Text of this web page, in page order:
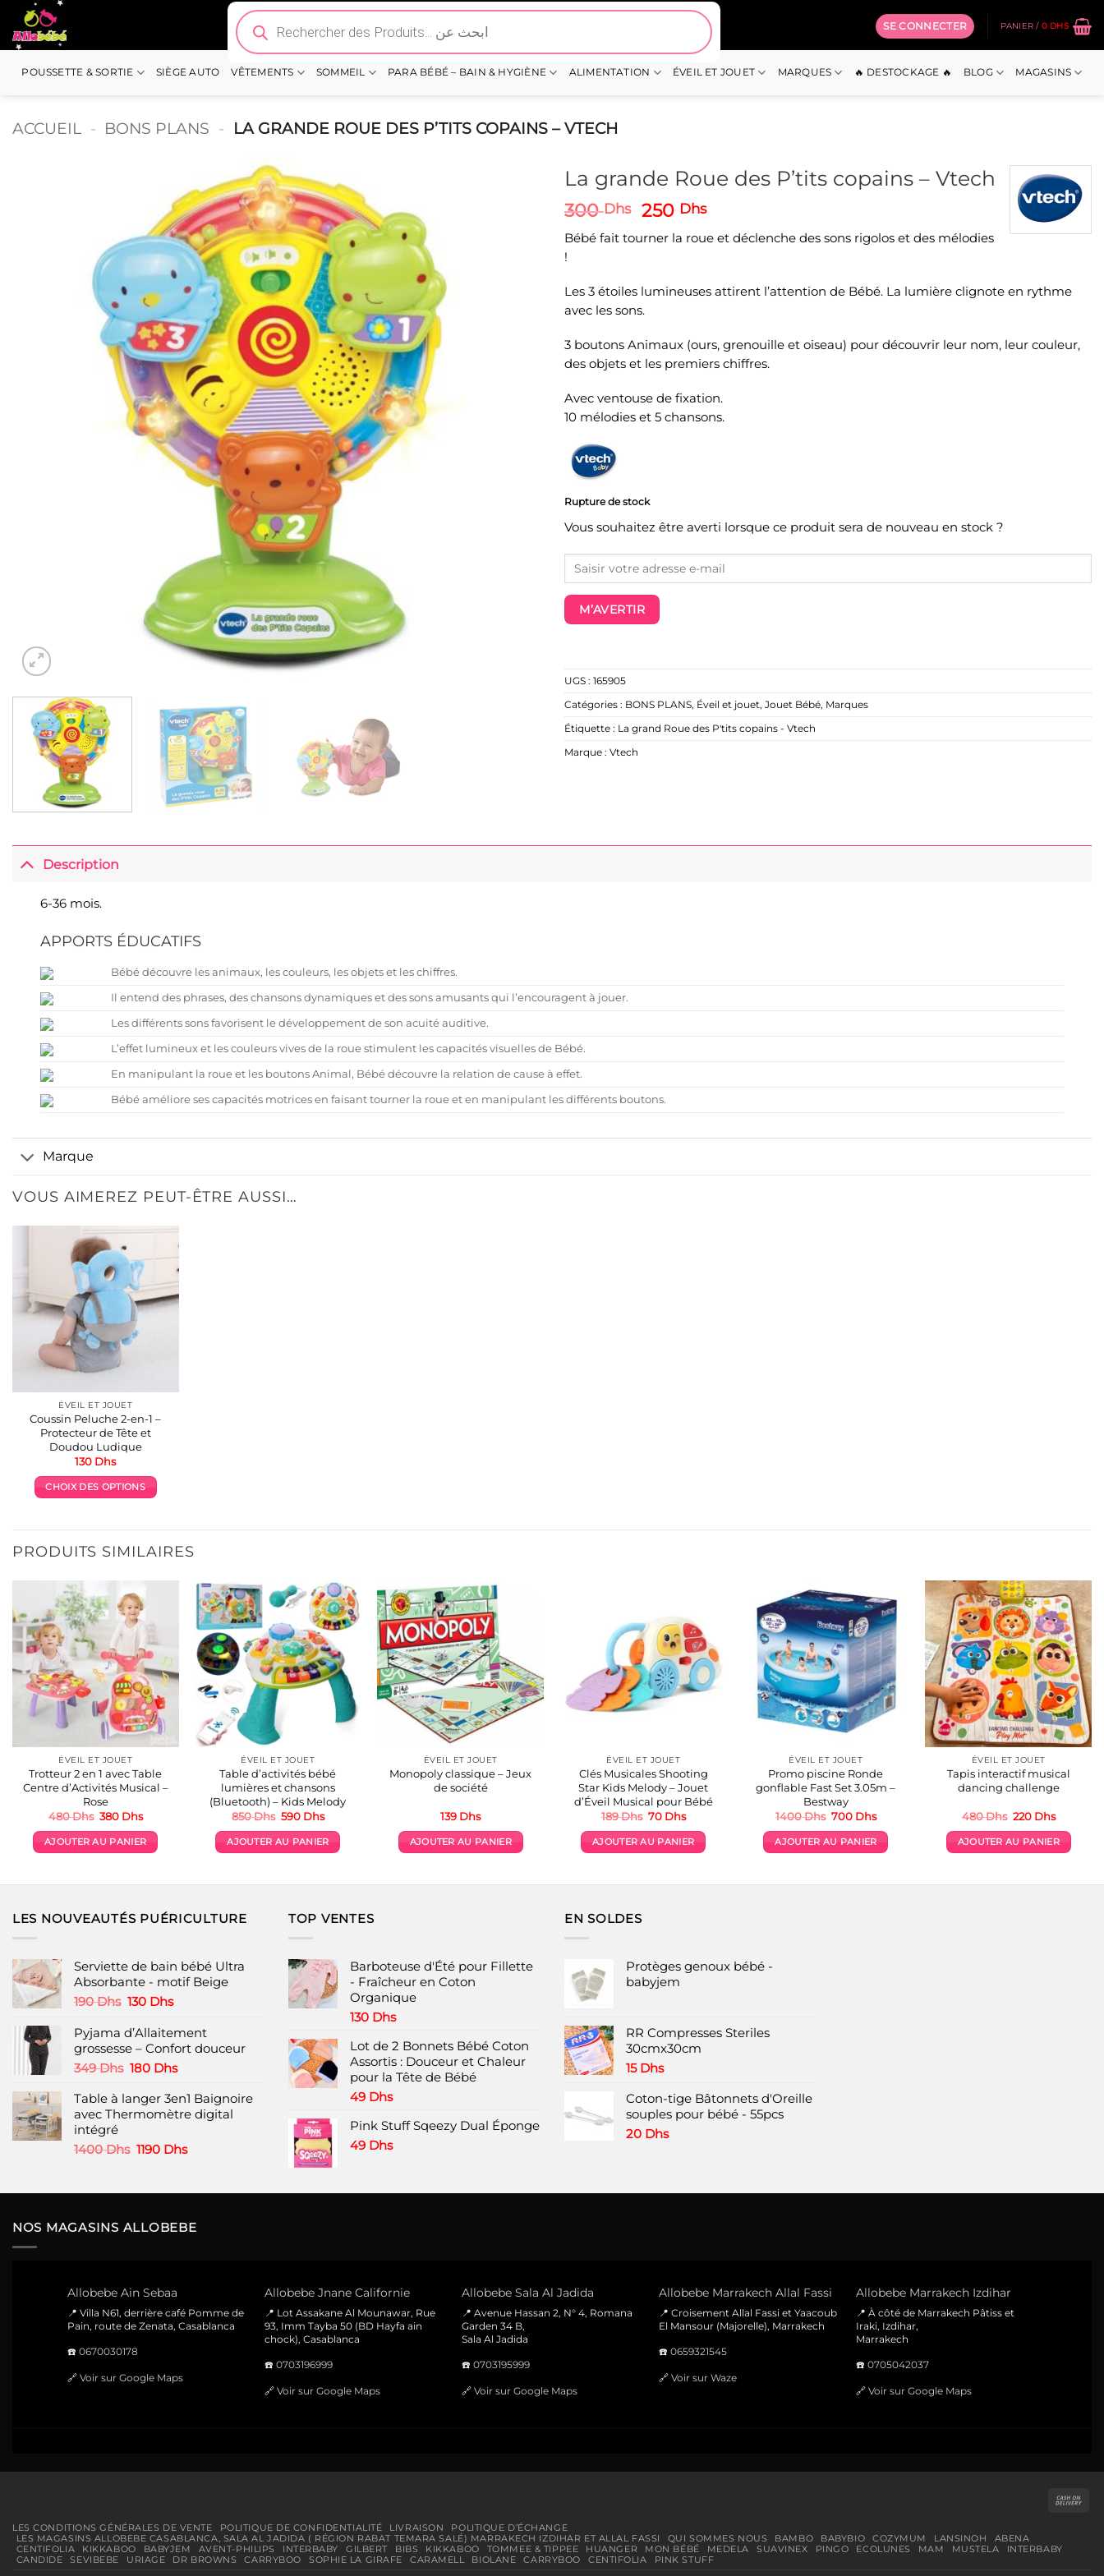
Passer
au
contenu
Recherche
de
produits
SE CONNECTER PANIER / 0 DHS
POUSSETTE & SORTIE SIÈGE AUTO VÊTEMENTS SOMMEIL PARA BÉBÉ – BAIN & HYGIÈNE ALIMENTATION ÉVEIL ET JOUET MARQUES 🔥 DESTOCKAGE 🔥 BLOG MAGASINS
ACCUEIL - BONS PLANS - LA GRANDE ROUE DES P’TITS COPAINS – VTECH
La grande Roue des P’tits copains – Vtech
300Dhs
Le
prix
initial
300 Dhs.
250 DhsLe
prix
actuel
250 Dhs.
Bébé fait tourner la roue et déclenche des sons rigolos et des mélodies
!
Les 3 étoiles lumineuses attirent l’attention de Bébé. La lumière clignote en rythme
avec les sons.
3 boutons Animaux (ours, grenouille et oiseau) pour découvrir leur nom, leur couleur,
des objets et les premiers chiffres.
Avec ventouse de fixation.
10 mélodies et 5 chansons.
Rupture de stock
Vous souhaitez être averti lorsque ce produit sera de nouveau en stock ?
M’AVERTIR
UGS : 165905
Catégories : BONS PLANS, Éveil et jouet, Jouet Bébé, Marques
Étiquette : La grand Roue des P'tits copains - Vtech
Marque : Vtech
Description
6-36 mois.
APPORTS ÉDUCATIFS
Bébé découvre les animaux, les couleurs, les objets et les chiffres.
Il entend des phrases, des chansons dynamiques et des sons amusants qui l’encouragent à jouer.
Les différents sons favorisent le développement de son acuité auditive.
L’effet lumineux et les couleurs vives de la roue stimulent les capacités visuelles de Bébé.
En manipulant la roue et les boutons Animal, Bébé découvre la relation de cause à effet.
Bébé améliore ses capacités motrices en faisant tourner la roue et en manipulant les différents boutons.
Marque
VOUS AIMEREZ PEUT-ÊTRE AUSSI…
ÉVEIL ET JOUET
Coussin Peluche 2-en-1 –
Protecteur de Tête et
Doudou Ludique
130 Dhs
CHOIX DES OPTIONS
plusieurs
options
peuvent
être
choisies
sur
page
du
produit
PRODUITS SIMILAIRES
ÉVEIL ET JOUET
Trotteur 2 en 1 avec Table
Centre d’Activités Musical –
Rose
480Dhs Le
initial
était :
380 DhsLe
actuel
est :
AJOUTER AU PANIER
ÉVEIL ET JOUET
Table d’activités bébé
lumières et chansons
(Bluetooth) – Kids Melody
850Dhs Le
initial
était :
590 DhsLe
actuel
est :
AJOUTER AU PANIER
ÉVEIL ET JOUET
Monopoly classique – Jeux
de société
139 Dhs
AJOUTER AU PANIER
ÉVEIL ET JOUET
Clés Musicales Shooting
Star Kids Melody – Jouet
d’Éveil Musical pour Bébé
189Dhs Le
initial
était :
70 DhsLe
actuel
est :
AJOUTER AU PANIER
ÉVEIL ET JOUET
Promo piscine Ronde
gonflable Fast Set 3.05m –
Bestway
1400Dhs Le
initial
était :
700 DhsLe
actuel
est :
AJOUTER AU PANIER
ÉVEIL ET JOUET
Tapis interactif musical
dancing challenge
480Dhs Le
initial
était :
220 DhsLe
actuel
est :
AJOUTER AU PANIER
LES NOUVEAUTÉS PUÉRICULTURE
Serviette de bain bébé Ultra
Absorbante - motif Beige
190Dhs Le
initial
était :
190 Dhs.
130 DhsLe
actuel
est :
130 Dhs.
Pyjama d’Allaitement
grossesse – Confort douceur
349Dhs Le
initial
était :
180 DhsLe
actuel
est :
Table à langer 3en1 Baignoire
avec Thermomètre digital
intégré
1400Dhs Le
était :
1190 DhsLe
est :
TOP VENTES
Barboteuse d'Été pour Fillette
- Fraîcheur en Coton
Organique
130 Dhs
Lot de 2 Bonnets Bébé Coton
Assortis : Douceur et Chaleur
pour la Tête de Bébé
49 Dhs
Pink Stuff Sqeezy Dual Éponge
49 Dhs
EN SOLDES
Protèges genoux bébé -
babyjem
RR Compresses Steriles
30cmx30cm
15 Dhs
Coton-tige Bâtonnets d'Oreille
souples pour bébé - 55pcs
20 Dhs
NOS MAGASINS ALLOBEBE
Allobebe Ain Sebaa
📍 Villa N61, derrière café Pomme de
Pain, route de Zenata, Casablanca
☎️ 0670030178
🔗 Voir sur Google Maps
Allobebe Jnane Californie
📍 Lot Assakane Al Mounawar, Rue
93, Imm Tayba 50 (BD Hayfa ain
chock), Casablanca
☎️ 0703196999
🔗 Voir sur Google Maps
Allobebe Sala Al Jadida
📍 Avenue Hassan 2, N° 4, Romana
Garden 34 B,
Sala Al Jadida
☎️ 0703195999
🔗 Voir sur Google Maps
Allobebe Marrakech Allal Fassi
📍 Croisement Allal Fassi et Yaacoub
El Mansour (Majorelle), Marrakech
☎️ 0659321545
🔗 Voir sur Waze
Allobebe Marrakech Izdihar
📍 À côté de Marrakech Pâtiss et
Iraki, Izdihar,
Marrakech
☎️ 0705042037
🔗 Voir sur Google Maps
LES CONDITIONS GÉNÉRALES DE VENTE POLITIQUE DE CONFIDENTIALITÉ LIVRAISON
POLITIQUE D’ÉCHANGE
LES MAGASINS ALLOBEBE CASABLANCA, SALA AL JADIDA ( RÉGION RABAT TEMARA SALÉ) MARRAKECH IZDIHAR ET ALLAL FASSI
QUI SOMMES NOUS BAMBO BABYBIO COZYMUM LANSINOH
ABENA
CENTIFOLIA
KIKKABOO BABYJEM AVENT-PHILIPS INTERBABY GILBERT BIBS KIKKABOO TOMMEE & TIPPEE HUANGER MON BÉBÉ MEDELA SUAVINEX PINGO ECOLUNES MAM MUSTELA
INTERBABY
CANDIDE
SEVIBEBE URIAGE DR BROWNS CARRYBOO SOPHIE LA GIRAFE CARAMELL BIOLANE CARRYBOO CENTIFOLIA PINK STUFF